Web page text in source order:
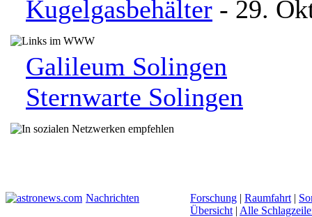
Kugelgasbehälter - 29.
Galileum Solingen
Sternwarte Solingen
Nachrichten Forschung | Raumfahrt |
Übersicht | Alle